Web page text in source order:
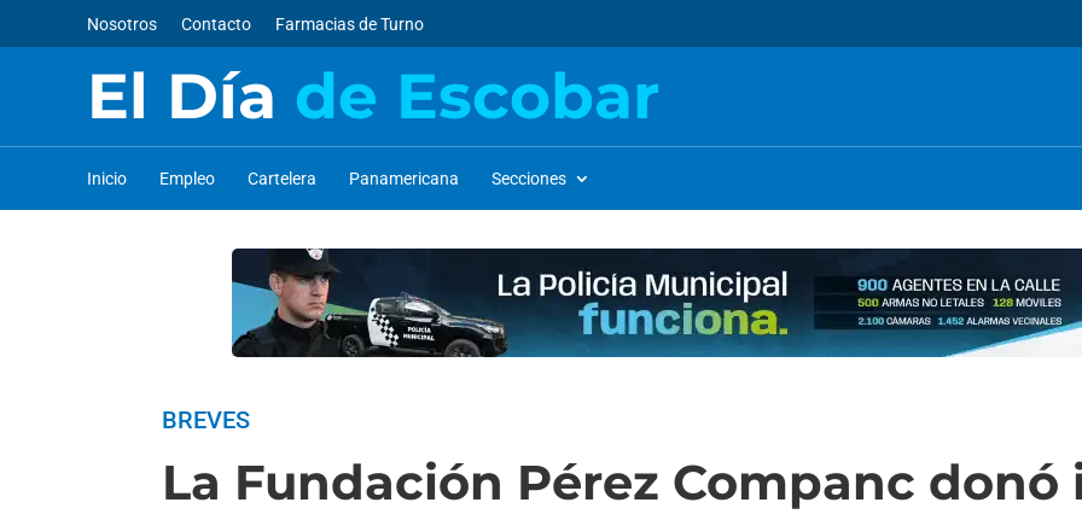
Nosotros Contacto Farmacias de Turno
El Día de Escobar
Inicio Empleo Cartelera Panamericana Secciones
BREVES
La Fundación Pérez Companc donó